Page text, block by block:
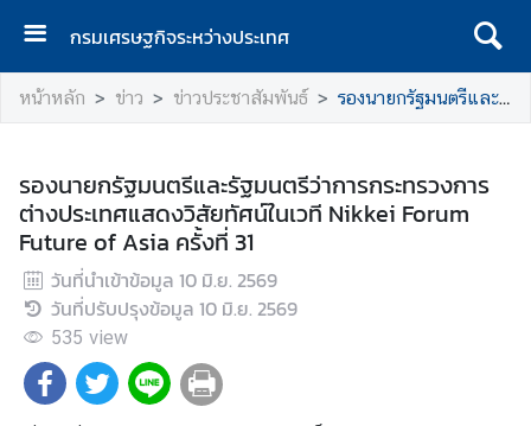
กรมเศรษฐกิจระหว่างประเทศ
ห
น้
ร
ก
ก
ร
ม
ศ
หน้าหลัก ข่าว ข่าวประชาสัมพันธ์ รองนายกรัฐมนตรีและรัฐมนตรีว่าการกระทรวงการต่างประเทศแสดงวิสัยทัศน์ในเวที Nikkei Forum Future of Asia ครั้งที่ 31
รองนายกรัฐมนตรีและรัฐมนตรีว่าการกระทรวงการ
ต่างประเทศแสดงวิสัยทัศน์ในเวที Nikkei Forum
Future of Asia ครั้งที่ 31
วันที่นำเข้าข้อมูล 10 มิ.ย. 2569
วันที่ปรับปรุงข้อมูล 10 มิ.ย. 2569
535 view